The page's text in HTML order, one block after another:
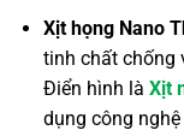
Xịt họng Nano
tinh chất chống
Điển hình là Xịt
dụng công